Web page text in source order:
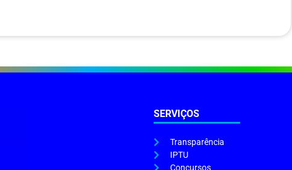
SERVIÇOS
Transparência
IPTU
Concursos